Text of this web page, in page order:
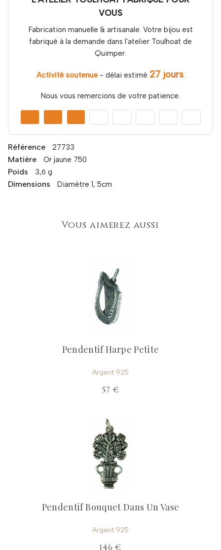
VOUS
Fabrication manuelle & artisanale. Votre bijou est
fabriqué à la demande dans l'atelier Toulhoat de
Quimper.
Activité soutenue- délai estimé 27 jours.
Nous vous remercions de votre patience.
Référence 27733
Matière Or jaune 750
Poids 3,6 g
Dimensions Diamètre 1, 5cm
Vous aimerez aussi
Pendentif Harpe Petite
Argent 925
57 €
Pendentif Bouquet Dans Un Vase
Argent 925
146 €